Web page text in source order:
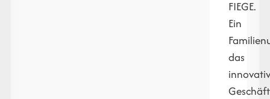
FIEGE.
Ein
das